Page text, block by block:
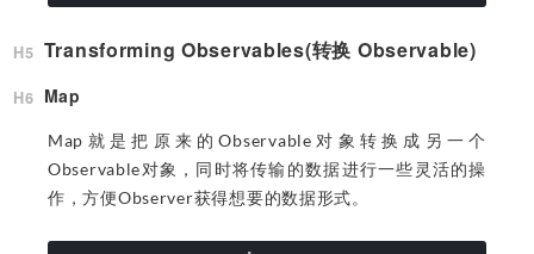
Transforming Observables(转换 Observable)
Map
Map就是把原来的Observable对象转换成另一个
Observable对象，同时将传输的数据进行一些灵活的操
作，方便Observer获得想要的数据形式。